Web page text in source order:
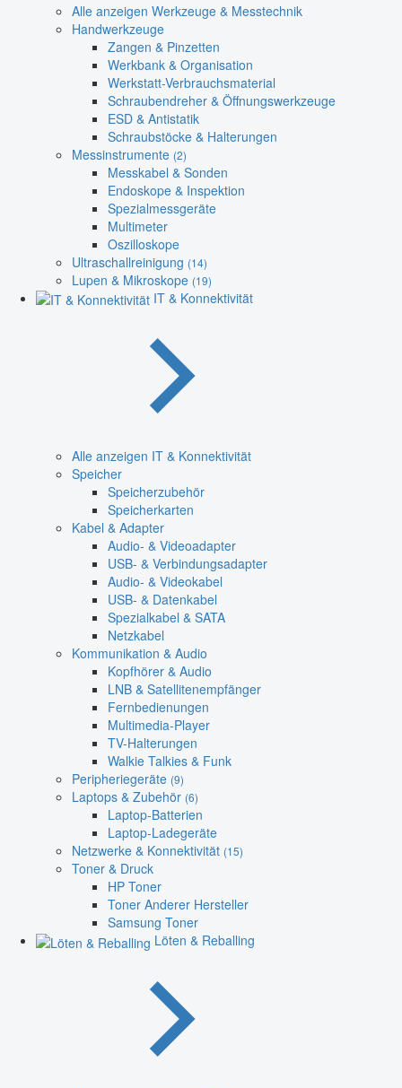
Alle anzeigen Werkzeuge & Messtechnik
Handwerkzeuge
Zangen & Pinzetten
Werkbank & Organisation
Werkstatt-Verbrauchsmaterial
Schraubendreher & Öffnungswerkzeuge
ESD & Antistatik
Schraubstöcke & Halterungen
Messinstrumente (2)
Messkabel & Sonden
Endoskope & Inspektion
Spezialmessgeräte
Multimeter
Oszilloskope
Ultraschallreinigung (14)
Lupen & Mikroskope (19)
IT & Konnektivität
Alle anzeigen IT & Konnektivität
Speicher
Speicherzubehör
Speicherkarten
Kabel & Adapter
Audio- & Videoadapter
USB- & Verbindungsadapter
Audio- & Videokabel
USB- & Datenkabel
Spezialkabel & SATA
Netzkabel
Kommunikation & Audio
Kopfhörer & Audio
LNB & Satellitenempfänger
Fernbedienungen
Multimedia-Player
TV-Halterungen
Walkie Talkies & Funk
Peripheriegeräte (9)
Laptops & Zubehör (6)
Laptop-Batterien
Laptop-Ladegeräte
Netzwerke & Konnektivität (15)
Toner & Druck
HP Toner
Toner Anderer Hersteller
Samsung Toner
Löten & Reballing